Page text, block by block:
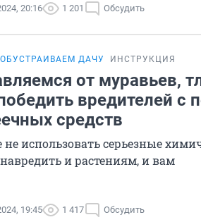
20:16 1 201 Обсудить
ОБУСТРАИВАЕМ ДАЧУ ИНСТРУКЦИЯ
от муравьев,
вредителей
средств
использовать серьезные
и растениям, и вам
19:45 1 417 Обсудить